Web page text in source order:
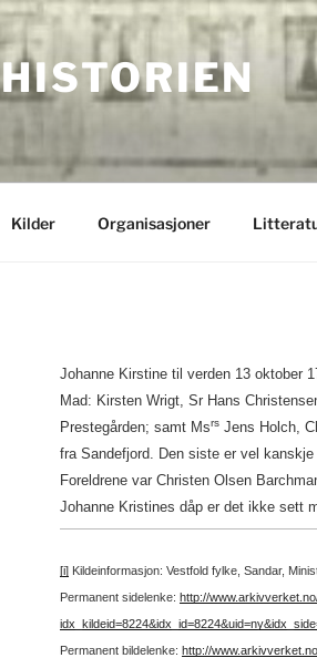
Kilder Organisasjoner
Johanne Kirstine til verden 13 oktober
Mad: Kirsten Wrigt, Sr Hans
Prestegården; samt MsrsJens Holch,
fra Sandefjord. Den siste er vel
Foreldrene var Christen Olsen
Johanne Kristines dåp er det ikke sett
[i]Kildeinformasjon: Vestfold fylke, Sandar,
Permanent sidelenke: http://
Permanent bildelenke: http://